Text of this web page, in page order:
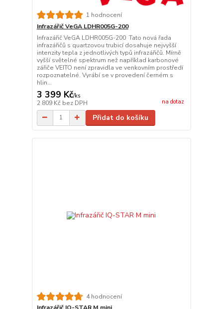
1 hodnocení
Infrazářič VeGA LDHR005G-200
Infrazářič VeGA LDHR005G-200 Tato nová řada
infrazářičů s quartzovou trubicí dosahuje nejvyšší
intenzity tepla z jednotlivých typů infrazářičů. Mírně
vyšší světelné spektrum než například karbonové
zářiče VEITO není zpravidla ve venkovním prostředí
rozpoznatelné. Vyrábí se v provedení černém s
hlin...
3 399 Kč/ks
2 809 Kč bez DPH na dotaz
Přidat do košíku
4 hodnocení